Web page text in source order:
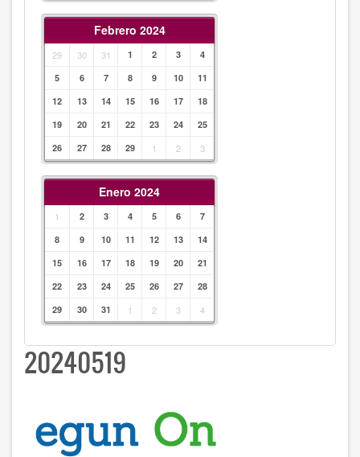
Febrero 2024
29 30 31 1 2 3
4
5
6 7 8 9 10
11
12
13 14 15 16 17
18
19
20 21 22 23 24
25
26
27 28 29 1 2 3
Enero 2024
1 2 3 4 5 6
7
8
9 10 11 12 13
14
15
16 17 18 19 20
21
22
23 24 25 26 27
28
29
30 31 1 2 3 4
20240519